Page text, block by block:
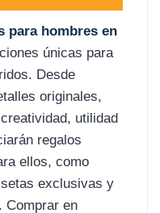
para hombres en
únicas para
Desde
originales,
utilidad
regalos
ellos, como
exclusivas y
Comprar en